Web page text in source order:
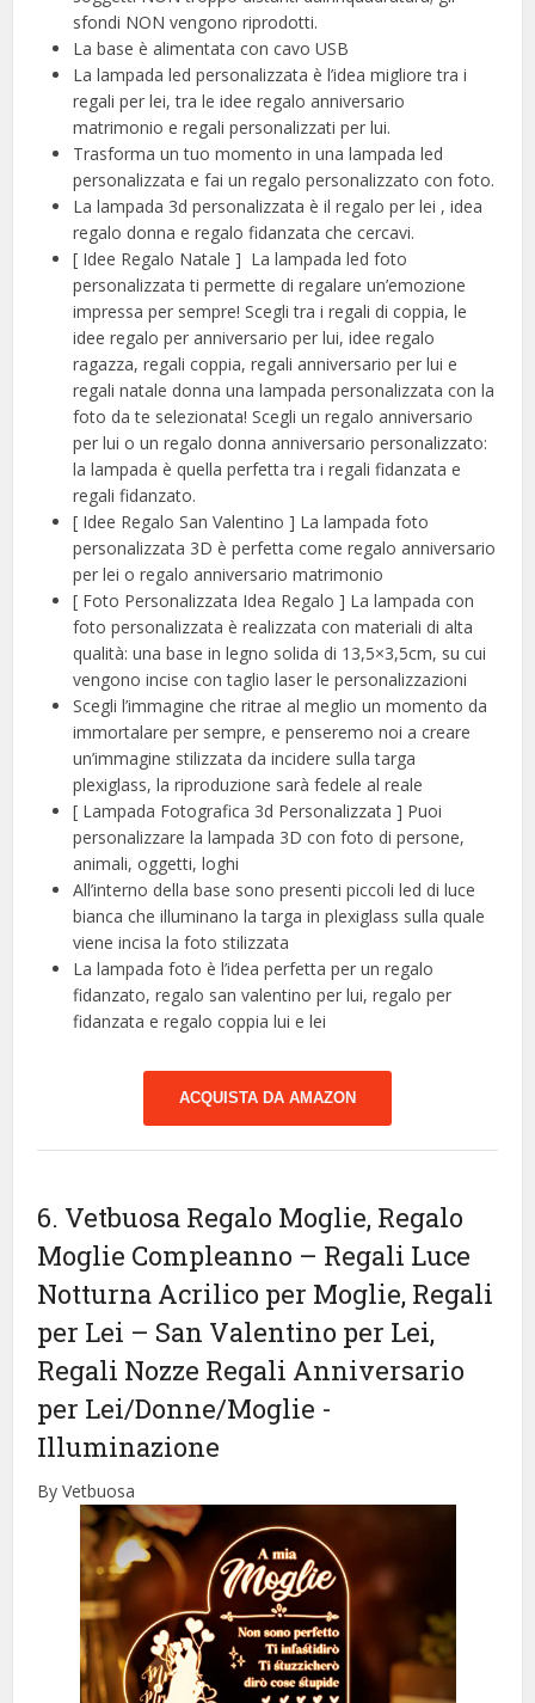
sfondi NON vengono riprodotti.
La base è alimentata con cavo USB
La lampada led personalizzata è l’idea migliore tra i
regali per lei, tra le idee regalo anniversario
matrimonio e regali personalizzati per lui.
Trasforma un tuo momento in una lampada led
personalizzata e fai un regalo personalizzato con foto.
La lampada 3d personalizzata è il regalo per lei , idea
regalo donna e regalo fidanzata che cercavi.
[ Idee Regalo Natale ] ️ La lampada led foto
personalizzata ti permette di regalare un’emozione
impressa per sempre! Scegli tra i regali di coppia, le
idee regalo per anniversario per lui, idee regalo
ragazza, regali coppia, regali anniversario per lui e
regali natale donna una lampada personalizzata con la
foto da te selezionata! Scegli un regalo anniversario
per lui o un regalo donna anniversario personalizzato:
la lampada è quella perfetta tra i regali fidanzata e
regali fidanzato.
[ Idee Regalo San Valentino ] La lampada foto
personalizzata 3D è perfetta come regalo anniversario
per lei o regalo anniversario matrimonio
[ Foto Personalizzata Idea Regalo ] La lampada con
foto personalizzata è realizzata con materiali di alta
qualità: una base in legno solida di 13,5×3,5cm, su cui
vengono incise con taglio laser le personalizzazioni
Scegli l’immagine che ritrae al meglio un momento da
immortalare per sempre, e penseremo noi a creare
un’immagine stilizzata da incidere sulla targa
plexiglass, la riproduzione sarà fedele al reale
[ Lampada Fotografica 3d Personalizzata ] Puoi
personalizzare la lampada 3D con foto di persone,
animali, oggetti, loghi
All’interno della base sono presenti piccoli led di luce
bianca che illuminano la targa in plexiglass sulla quale
viene incisa la foto stilizzata
La lampada foto è l’idea perfetta per un regalo
fidanzato, regalo san valentino per lui, regalo per
fidanzata e regalo coppia lui e lei
ACQUISTA DA AMAZON
6. Vetbuosa Regalo Moglie, Regalo
Moglie Compleanno – Regali Luce
Notturna Acrilico per Moglie, Regali
per Lei – San Valentino per Lei,
Regali Nozze Regali Anniversario
per Lei/Donne/Moglie -
Illuminazione
By Vetbuosa